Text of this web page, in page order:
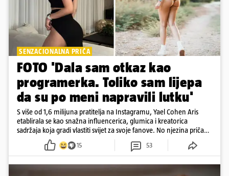
SENZACIONALNA PRIČA
FOTO 'Dala sam otkaz kao
programerka. Toliko sam lijepa
da su po meni napravili lutku'
S više od 1,6 milijuna pratitelja na Instagramu, Yael Cohen Aris
etablirala se kao snažna influencerica, glumica i kreatorica
sadržaja koja gradi vlastiti svijet za svoje fanove. No njezina priča
pokazuje da online slava dolazi i s neočekivanim izazovima
15 53